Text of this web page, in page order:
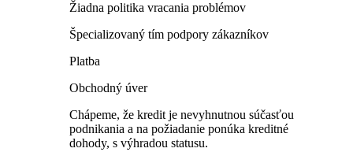
Žiadna politika vracania problémov
Špecializovaný tím podpory zákazníkov
Platba
Obchodný úver
Chápeme, že kredit je nevyhnutnou súčasťou
podnikania a na požiadanie ponúka kreditné
dohody, s výhradou statusu.